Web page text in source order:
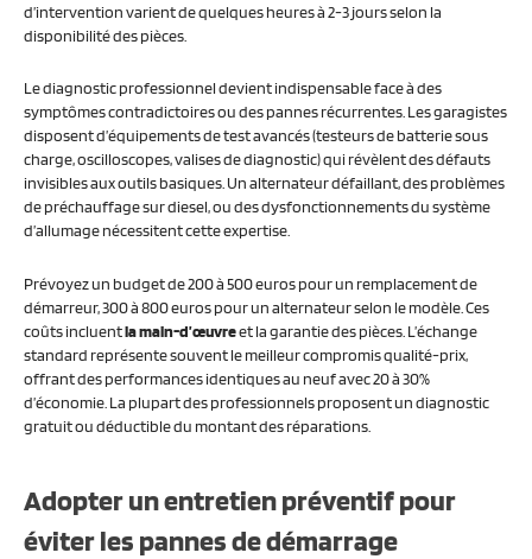
d’intervention varient de quelques heures à 2-3 jours selon la
disponibilité des pièces.
Le diagnostic professionnel devient indispensable face à des
symptômes contradictoires ou des pannes récurrentes. Les garagistes
disposent d’équipements de test avancés (testeurs de batterie sous
charge, oscilloscopes, valises de diagnostic) qui révèlent des défauts
invisibles aux outils basiques. Un alternateur défaillant, des problèmes
de préchauffage sur diesel, ou des dysfonctionnements du système
d’allumage nécessitent cette expertise.
Prévoyez un budget de 200 à 500 euros pour un remplacement de
démarreur, 300 à 800 euros pour un alternateur selon le modèle. Ces
coûts incluentla main-d’œuvreet la garantie des pièces. L’échange
standard représente souvent le meilleur compromis qualité-prix,
offrant des performances identiques au neuf avec 20 à 30%
d’économie. La plupart des professionnels proposent un diagnostic
gratuit ou déductible du montant des réparations.
Adopter un entretien préventif pour
éviter les pannes de démarrage